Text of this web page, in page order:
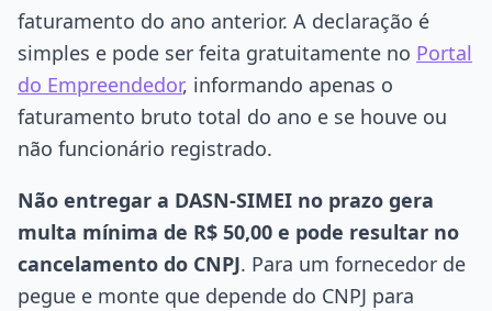
faturamento do ano anterior. A declaração é
simples e pode ser feita gratuitamente no Portal
do Empreendedor, informando apenas o
faturamento bruto total do ano e se houve ou
não funcionário registrado.
Não entregar a DASN-SIMEI no prazo gera
multa mínima de R$ 50,00 e pode resultar no
cancelamento do CNPJ. Para um fornecedor de
pegue e monte que depende do CNPJ para